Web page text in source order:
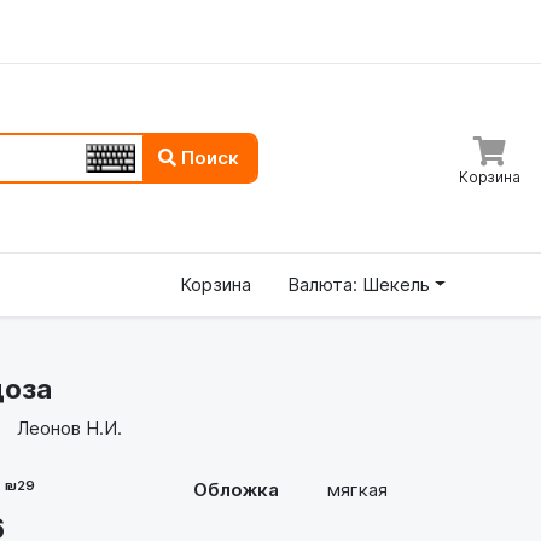
Поиск
Корзина
Корзина Валюта: Шекель
Леонов Н.И.
Обложка мягкая
₪29